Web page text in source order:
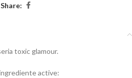
Share:
toxic glamour.
active: